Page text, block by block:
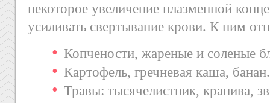
некоторое увеличение плазменной
усиливать свертывание крови. К ним
Копчености, жареные и соленые
Картофель, гречневая каша, банан.
Травы: тысячелистник, крапива,